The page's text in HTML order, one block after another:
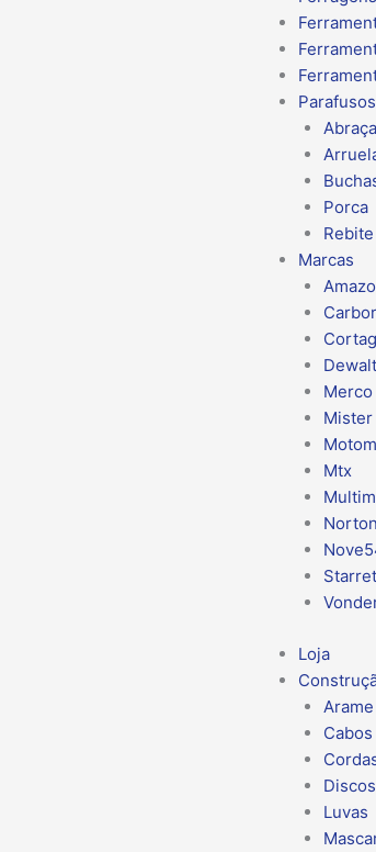
Parafusos
Porca
Rebite
Marcas
Cortag
Dewalt
Merco
Mister
Mtx
Norton
Starret
Loja
Arame
Cabos
Discos
Luvas